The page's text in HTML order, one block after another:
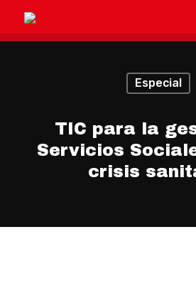
Hit enter to search or ESC to close
Especial
TIC para la
Servicios
crisis